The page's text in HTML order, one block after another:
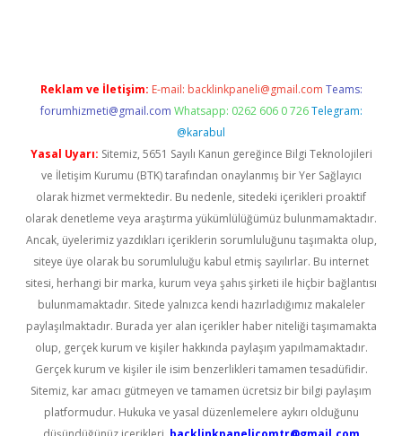
Reklam ve İletişim: E-mail: backlinkpaneli@gmail.com Teams:
forumhizmeti@gmail.com Whatsapp: 0262 606 0 726 Telegram:
@karabul
Yasal Uyarı: Sitemiz, 5651 Sayılı Kanun gereğince Bilgi Teknolojileri
ve İletişim Kurumu (BTK) tarafından onaylanmış bir Yer Sağlayıcı
olarak hizmet vermektedir. Bu nedenle, sitedeki içerikleri proaktif
olarak denetleme veya araştırma yükümlülüğümüz bulunmamaktadır.
Ancak, üyelerimiz yazdıkları içeriklerin sorumluluğunu taşımakta olup,
siteye üye olarak bu sorumluluğu kabul etmiş sayılırlar. Bu internet
sitesi, herhangi bir marka, kurum veya şahıs şirketi ile hiçbir bağlantısı
bulunmamaktadır. Sitede yalnızca kendi hazırladığımız makaleler
paylaşılmaktadır. Burada yer alan içerikler haber niteliği taşımamakta
olup, gerçek kurum ve kişiler hakkında paylaşım yapılmamaktadır.
Gerçek kurum ve kişiler ile isim benzerlikleri tamamen tesadüfidir.
Sitemiz, kar amacı gütmeyen ve tamamen ücretsiz bir bilgi paylaşım
platformudur. Hukuka ve yasal düzenlemelere aykırı olduğunu